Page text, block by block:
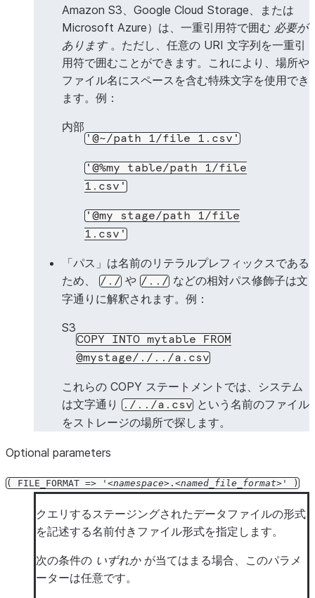
Amazon S3、Google Cloud Storage、または
Microsoft Azure）は、一重引用符で囲む 必要が
あります。ただし、任意の URI 文字列を一重引
用符で囲むことができます。これにより、場所や
ファイル名にスペースを含む特殊文字を使用でき
ます。例：
内部
'@~/path 1/file 1.csv'
'@%my table/path
1/file
1.csv'
'@my stage/path
1/file
1.csv'
「パス」は名前のリテラルプレフィックスである
ため、
/./ や /../ などの相対パス修飾子は文
字通りに解釈されます。例：
S3
COPY INTO mytable
FROM
@mystage/./../a.csv
これらの COPY ステートメントでは、システム
は文字通り
./../a.csv という名前のファイル
をストレージの場所で探します。
Optional parameters
( FILE_FORMAT => ' namespace . named_file_format ' )
クエリするステージングされたデータファイルの形式
を記述する名前付きファイル形式を指定します。
次の条件の いずれかが当てはまる場合、このパラメ
ーターは任意です。